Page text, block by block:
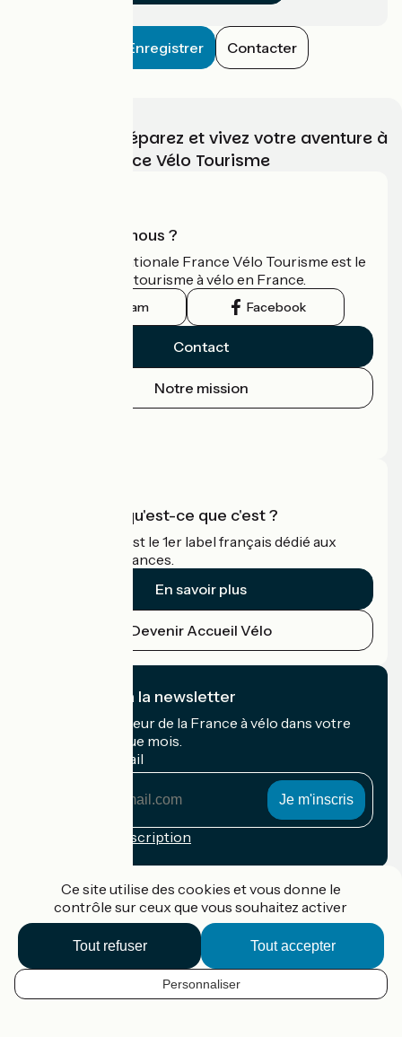
FR
Enregistrer Contacter
Choisissez, préparez et vivez votre aventure à
vélo avec France Vélo Tourisme
Qui sommes-nous ?
L'association nationale France Vélo Tourisme est le
guide officiel du tourisme à vélo en France.
Instagram Facebook
Contact
Notre mission
Accueil Vélo qu'est-ce que c'est ?
Accueil Vélo c'est le 1er label français dédié aux
cyclistes en vacances.
En savoir plus
Devenir Accueil Vélo
Je m'abonne à la newsletter
Recevez le meilleur de la France à vélo dans votre
boîte mail chaque mois.
Mon adresse mail
Conditions d'inscription
Accueil Vélo Pro
Contact
Mentions légales
Ce site utilise des cookies et vous donne le
contrôle sur ceux que vous souhaitez activer
Tout accepter
Tout refuser
Personnaliser